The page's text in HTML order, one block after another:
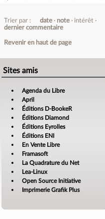
Trier par : date note
intérêt
dernier commentaire
Revenir en haut de page
Sites amis
Agenda du Libre
April
Éditions D-BookeR
Éditions Diamond
Éditions Eyrolles
Éditions ENI
En Vente Libre
Framasoft
La Quadrature du Net
Lea-Linux
Open Source Initiative
Imprimerie Grafik Plus